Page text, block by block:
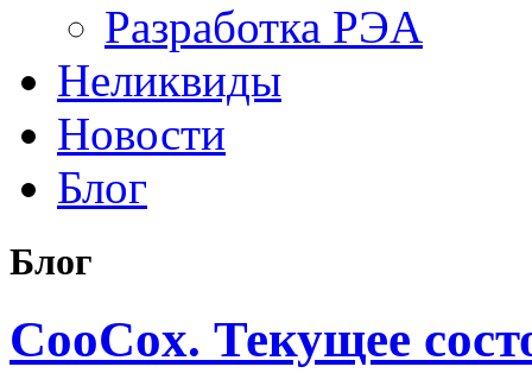
Разработка РЭА
Неликвиды
Новости
Блог
Блог
CooCox. Текущее